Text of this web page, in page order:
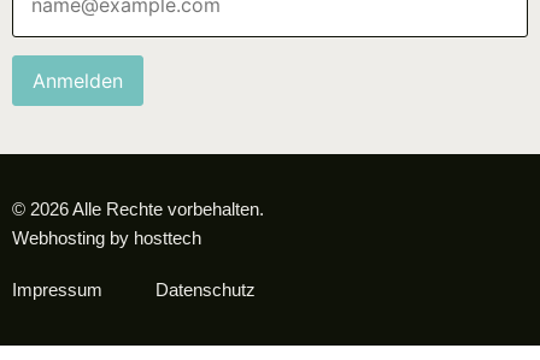
Anmelden
© 2026 Alle Rechte vorbehalten.
Webhosting by hosttech
Impressum Datenschutz